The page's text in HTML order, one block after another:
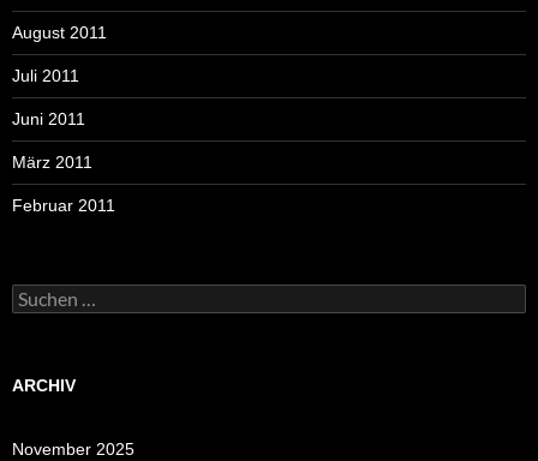
August 2011
Juli 2011
Juni 2011
März 2011
Februar 2011
Suchen
nach:
ARCHIV
November 2025